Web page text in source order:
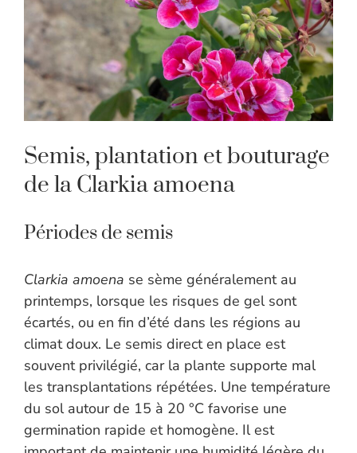
Semis, plantation et bouturage
de la Clarkia amoena
Périodes de semis
Clarkia amoena se sème généralement au
printemps, lorsque les risques de gel sont
écartés, ou en fin d’été dans les régions au
climat doux. Le semis direct en place est
souvent privilégié, car la plante supporte mal
les transplantations répétées. Une température
du sol autour de 15 à 20 °C favorise une
germination rapide et homogène. Il est